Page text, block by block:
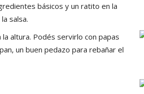
básicos y un ratito en la
salsa.
altura. Podés servirlo con papas
un buen pedazo para rebañar el